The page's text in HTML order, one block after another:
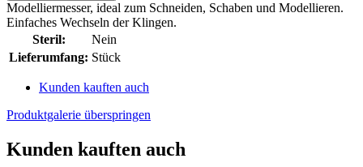
Modelliermesser, ideal zum Schneiden, Schaben und Modellieren.
Einfaches Wechseln der Klingen.
Steril:
Nein
Lieferumfang: Stück
Kunden kauften auch
Produktgalerie überspringen
Kunden kauften auch